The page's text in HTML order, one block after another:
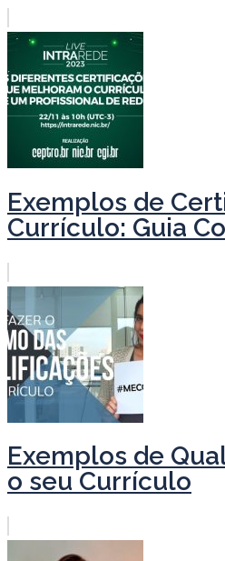
Exemplos de
Currículo: Guia
Exemplos de
o seu Currículo